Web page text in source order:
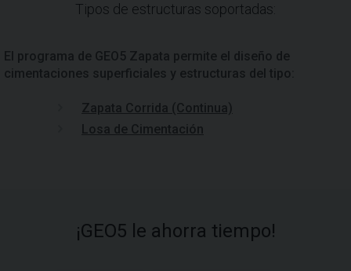
Tipos de estructuras soportadas:
El programa de GEO5 Zapata permite el diseño de
cimentaciones superficiales y estructuras del tipo:
Zapata Corrida (Continua)
Losa de Cimentación
¡GEO5 le ahorra tiempo!